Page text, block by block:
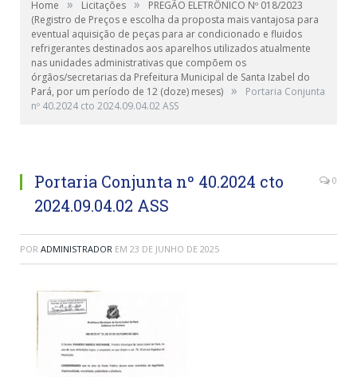
Home » Licitações »
PREGÃO ELETRÔNICO Nº 018/2023
(Registro de Preços e escolha da proposta mais vantajosa para
eventual aquisição de peças para ar condicionado e fluidos
refrigerantes destinados aos aparelhos utilizados atualmente
nas unidades administrativas que compõem os
órgãos/secretarias da Prefeitura Municipal de Santa Izabel do
Pará, por um período de 12 (doze) meses) »
Portaria Conjunta
nº 40.2024 cto 2024.09.04.02 ASS
Portaria Conjunta nº 40.2024 cto
2024.09.04.02 ASS
0
POR ADMINISTRADOR EM 23 DE JUNHO DE 2025